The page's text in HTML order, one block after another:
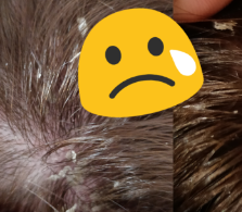
Swędzenie
skóry
głowy,
przetłuszczanie
i łupież:
kuracja
Mateusza